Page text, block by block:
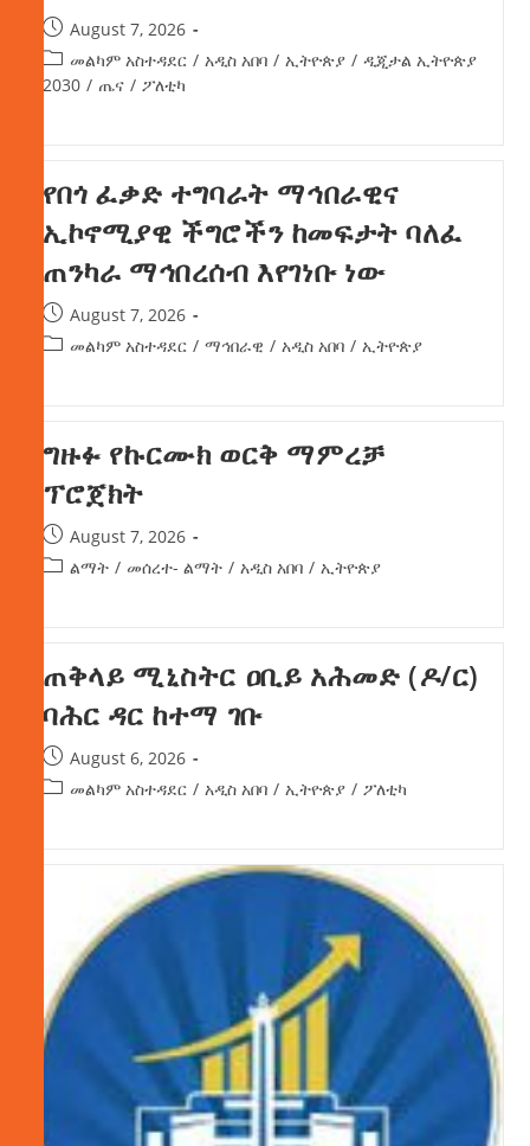
August 7, 2026
መልካም አስተዳደር / አዲስ አበባ / ኢትዮጵያ / ዲጂታል ኢትዮጵያ
2030 / ጤና / ፖለቲካ
የበጎ ፈቃድ ተግባራት ማኅበራዊና
ኢኮኖሚያዊ ችግሮችን ከመፍታት ባለፈ
ጠንካራ ማኅበረሰብ እየገነቡ ነው
August 7, 2026
መልካም አስተዳደር / ማኅበራዊ / አዲስ አበባ / ኢትዮጵያ
ግዙፉ የኩርሙክ ወርቅ ማምረቻ
ፕሮጀክት
August 7, 2026
ልማት / መሰረተ- ልማት / አዲስ አበባ / ኢትዮጵያ
ጠቅላይ ሚኒስትር ዐቢይ አሕመድ (ዶ/ር)
ባሕር ዳር ከተማ ገቡ
August 6, 2026
መልካም አስተዳደር / አዲስ አበባ / ኢትዮጵያ / ፖለቲካ